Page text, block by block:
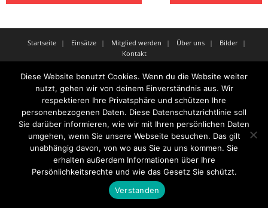
Startseite Einsätze Mitglied werden Über uns
Bilder
Kontakt
Diese Website benutzt Cookies. Wenn du die Website weiter
nutzt, gehen wir von deinem Einverständnis aus. Wir
respektieren Ihre Privatsphäre und schützen Ihre
personenbezogenen Daten. Diese Datenschutzrichtlinie soll
Sie darüber informieren, wie wir mit Ihren persönlichen Daten
umgehen, wenn Sie unsere Webseite besuchen. Das gilt
unabhängig davon, von wo aus Sie zu uns kommen. Sie
erhalten außerdem Informationen über Ihre
Persönlichkeitsrechte und wie das Gesetz Sie schützt.
Verstanden